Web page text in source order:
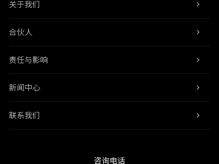
关于我们
合伙人
责任与影响
新闻中心
联系我们
咨询电话